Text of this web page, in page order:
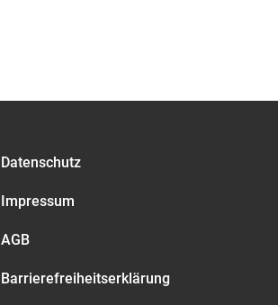
Datenschutz
Impressum
AGB
Barrierefreiheitserklärung